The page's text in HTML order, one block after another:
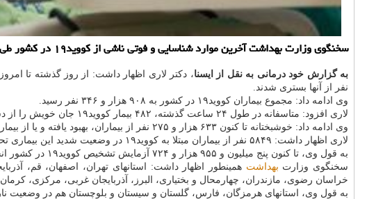
سخنگوی وزارت بهداشت آخرین موارد شناسایی و فوتی ناشی از كووید۱۹ در كشور طی ۲۴ ساعت گذشته را اعلام نمود.
به گزارش خود درمانی به نقل از ایسنا
نفر از آنها بستری شدند.
وی ادامه داد: مجموع بیماران کووید۱۹ در کشور به ۹۰۸ هزار و ۳۴۶ نفر رسید.
لاری افزود: متاسفانه در طول ۲۴ ساعت گذشته، ۴۸۲ بیمار کووید۱۹ جان خویش را از دست دادند و مجموع جان باختگان این بیماری به ۴۶ هزار و ۶۸۹ نفر رسید.
وی ادامه داد: خوشبختانه تا کنون ۶۳۳ هزار و ۲۷۵ نفر از بیماران، بهبود یافته و یا از بیمارستانها ترخیص شده اند.
لاری اظهار داشت: ۵۸۴۹ نفر از بیماران مبتلا به کووید۱۹ در وضعیت شدید این بیماری تحت مراقبت قرار دارند.
به قول وی، تا کنون پنج میلیون و ۹۵۵ هزار و ۷۲۴ آزمایش تشخیص کووید۱۹ در کشور انجام شده است.
سخنگوی وزارت بهداشت همینطور اظهار داشت: استانهای تهران، اصفهان، قم،
خراسان رضوی، مازندران، چهارمحال و بختیاری، البرز، آذربایجان غربی، مرکزی،
به قول وی، استانهای هرمزگان، فارس، گلستان و سیستان و بلوچستان هم در وضعیت